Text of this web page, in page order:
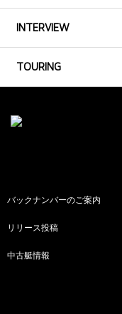
INTERVIEW
TOURING
バックナンバーのご案内
リリース投稿
中古艇情報